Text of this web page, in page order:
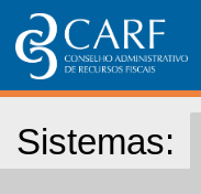
Sistemas: